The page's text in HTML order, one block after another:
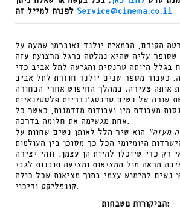
Service@cinema.co.il
הקודם, הבמאית יולנד זאוברמן שמעה על
שסופר עליה שהיא נמלטה ברגל מרצועת עזה
בגלל היותה טרנסית והגיעה לתל אביב כדי
כעבור מספר שנים יולנד חוזרת לתל אביב
אותה צעירה. במהלך החיפוש אחרי הבחורה
שורה של נשים טרנסג’נדריות פלסטינאיות
מעבודת מין ועבודות מזדמנות, כאשר כל
אחת מגשימה את חלומה בדרכה.
מעזה”
הוא שיר הלל לאותן נשים שחוות על
היומיומי הכל כך מסוכן בין העולמות
רק כדי שיוכלו להיות הן עצמן. זוהי יצירה
מראה מול המציאות ומציעה תובנות לגבי
נשים למימוש עצמי בתוך מציאות שכל כולה
קונפליקט ודיכוי.
הביקורות משבחות: